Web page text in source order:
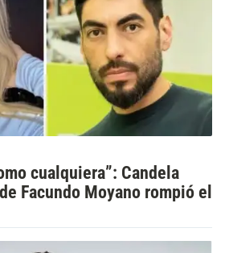
cualquiera”: Candela
Facundo Moyano rompió el